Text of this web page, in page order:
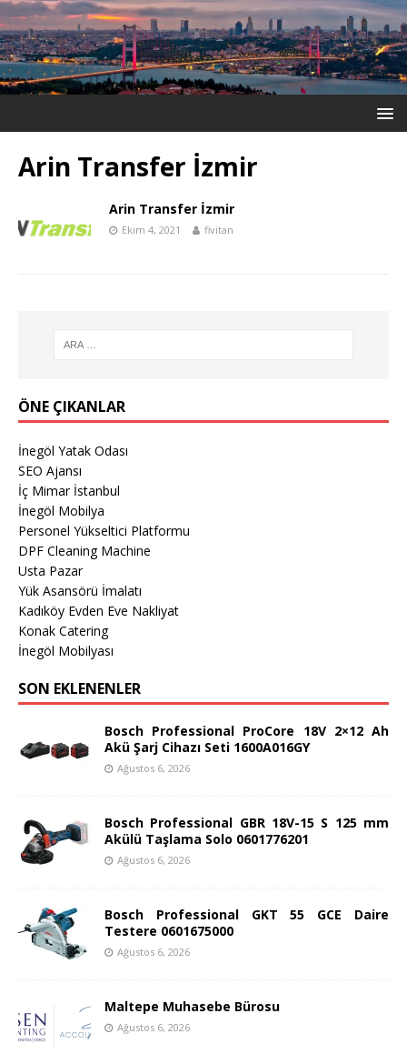
Arin Transfer İzmir
Arin Transfer İzmir
Ekim 4, 2021 fivitan
ÖNE ÇIKANLAR
İnegöl Yatak Odası
SEO Ajansı
İç Mimar İstanbul
İnegöl Mobilya
Personel Yükseltici Platformu
DPF Cleaning Machine
Usta Pazar
Yük Asansörü İmalatı
Kadıköy Evden Eve Nakliyat
Konak Catering
İnegöl Mobilyası
SON EKLENENLER
Bosch Professional ProCore 18V 2×12 Ah
Akü Şarj Cihazı Seti 1600A016GY
Ağustos 6, 2026
Bosch Professional GBR 18V-15 S 125 mm
Akülü Taşlama Solo 0601776201
Ağustos 6, 2026
Bosch Professional GKT 55 GCE Daire
Testere 0601675000
Ağustos 6, 2026
Maltepe Muhasebe Bürosu
Ağustos 6, 2026